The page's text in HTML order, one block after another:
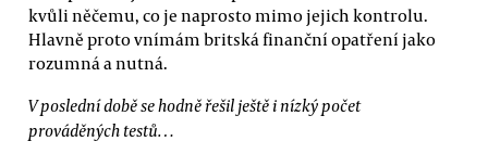
kvůli něčemu, co je naprosto mimo jejich kontrolu.
Hlavně proto vnímám britská finanční opatření jako
rozumná a nutná.
V poslední době se hodně řešil ještě i nízký počet
prováděných testů…